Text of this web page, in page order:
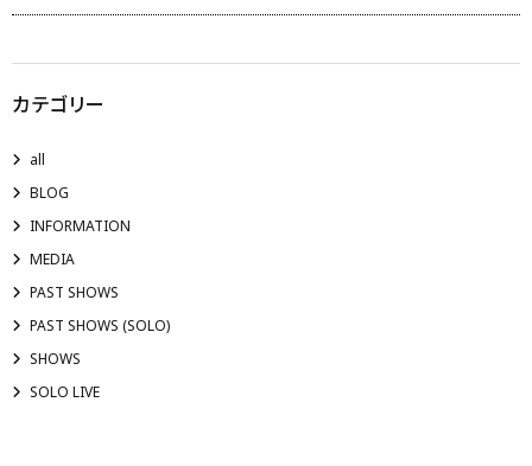
カテゴリー
all
BLOG
INFORMATION
MEDIA
PAST SHOWS
PAST SHOWS (SOLO)
SHOWS
SOLO LIVE